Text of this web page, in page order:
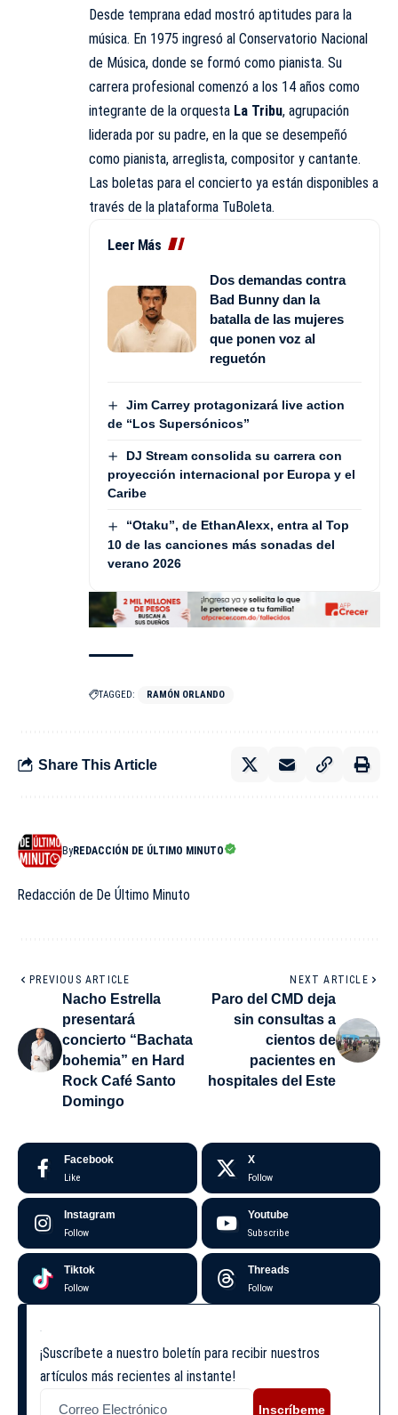
Desde temprana edad mostró aptitudes para la
música. En 1975 ingresó al Conservatorio Nacional
de Música, donde se formó como pianista. Su
carrera profesional comenzó a los 14 años como
integrante de la orquesta La Tribu, agrupación
liderada por su padre, en la que se desempeñó
como pianista, arreglista, compositor y cantante.
Las boletas para el concierto ya están disponibles a
través de la plataforma TuBoleta.
Leer Más
Dos demandas contra
Bad Bunny dan la
batalla de las mujeres
que ponen voz al
reguetón
Jim Carrey protagonizará live action
de “Los Supersónicos”
DJ Stream consolida su carrera con
proyección internacional por Europa y el
Caribe
“Otaku”, de EthanAlexx, entra al Top
10 de las canciones más sonadas del
verano 2026
TAGGED: RAMÓN ORLANDO
Share This Article
ByREDACCIÓN DE ÚLTIMO MINUTO
Redacción de De Último Minuto
PREVIOUS ARTICLE
Nacho Estrella
presentará
concierto “Bachata
bohemia” en Hard
Rock Café Santo
Domingo
NEXT ARTICLE
Paro del CMD deja
sin consultas a
cientos de
pacientes en
hospitales del Este
Facebook
Like
X
Follow
Instagram
Follow
Youtube
Subscribe
Tiktok
Follow
Threads
Follow
¡Suscríbete a nuestro boletín para recibir nuestros
artículos más recientes al instante!
Inscríbeme